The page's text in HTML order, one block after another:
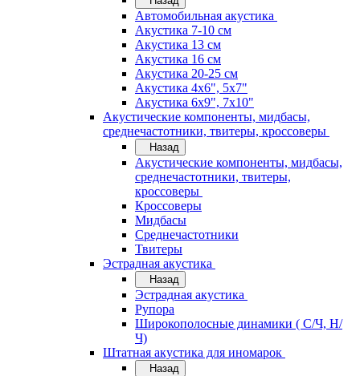
Автомобильная акустика
Акустика 7-10 см
Акустика 13 см
Акустика 16 см
Акустика 20-25 см
Акустика 4х6", 5х7"
Акустика 6х9", 7х10"
Акустические компоненты, мидбасы,
среднечастотники, твитеры, кроссоверы
Назад
Акустические компоненты, мидбасы,
среднечастотники, твитеры,
кроссоверы
Кроссоверы
Мидбасы
Среднечастотники
Твитеры
Эстрадная акустика
Назад
Эстрадная акустика
Рупора
Широкополосные динамики ( С/Ч, Н/
Ч)
Штатная акустика для иномарок
Назад